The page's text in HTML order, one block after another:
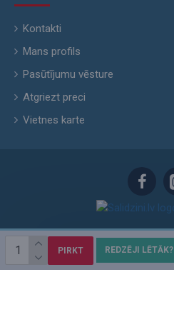
PIRKT REDZĒJI LĒTĀK?
Kontakti
Mans profils
Pasūtījumu vēsture
Atgriezt preci
Vietnes karte